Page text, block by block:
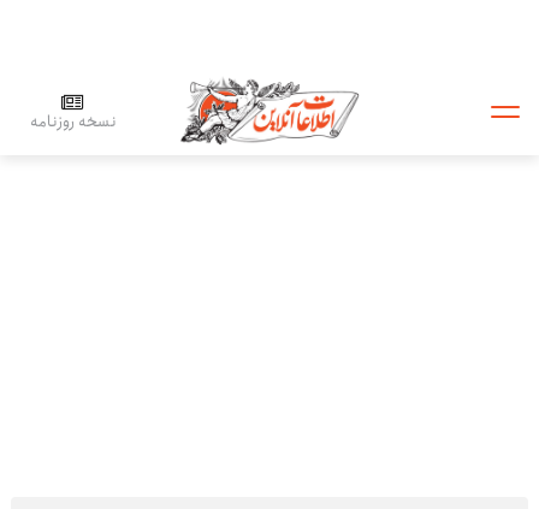
نسخه روزنامه